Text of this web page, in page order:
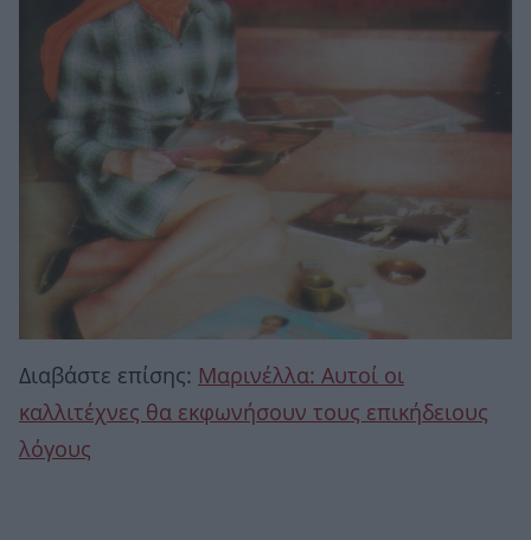
Διαβάστε επίσης: Μαρινέλλα: Αυτοί οι
καλλιτέχνες θα εκφωνήσουν τους επικήδειους
λόγους